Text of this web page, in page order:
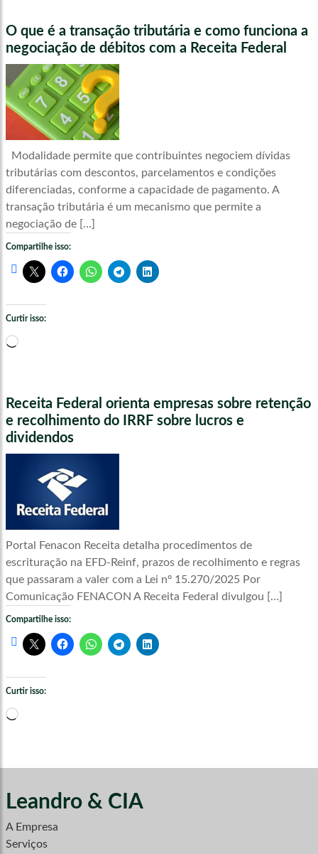
O que é a transação tributária e como funciona a
negociação de débitos com a Receita Federal
Modalidade permite que contribuintes negociem dívidas
tributárias com descontos, parcelamentos e condições
diferenciadas, conforme a capacidade de pagamento. A
transação tributária é um mecanismo que permite a
negociação de […]
Compartilhe isso:
Curtir isso:
Carregando...
Receita Federal orienta empresas sobre retenção
e recolhimento do IRRF sobre lucros e
dividendos
Portal Fenacon Receita detalha procedimentos de
escrituração na EFD-Reinf, prazos de recolhimento e regras
que passaram a valer com a Lei nº 15.270/2025 Por
Comunicação FENACON A Receita Federal divulgou […]
Compartilhe isso:
Curtir isso:
Carregando...
Leandro & CIA
A Empresa
Serviços